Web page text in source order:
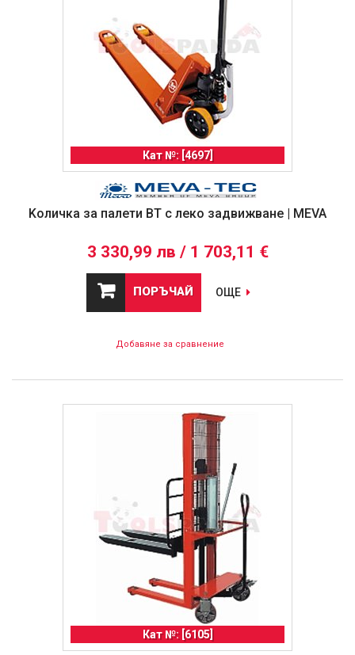
Кат №: [4697]
Kоличка за палети BT с леко задвижване | MEVA
3 330,99 лв / 1 703,11 €
ПОРЪЧАЙ ОЩЕ
Добавяне за сравнение
Кат №: [6105]